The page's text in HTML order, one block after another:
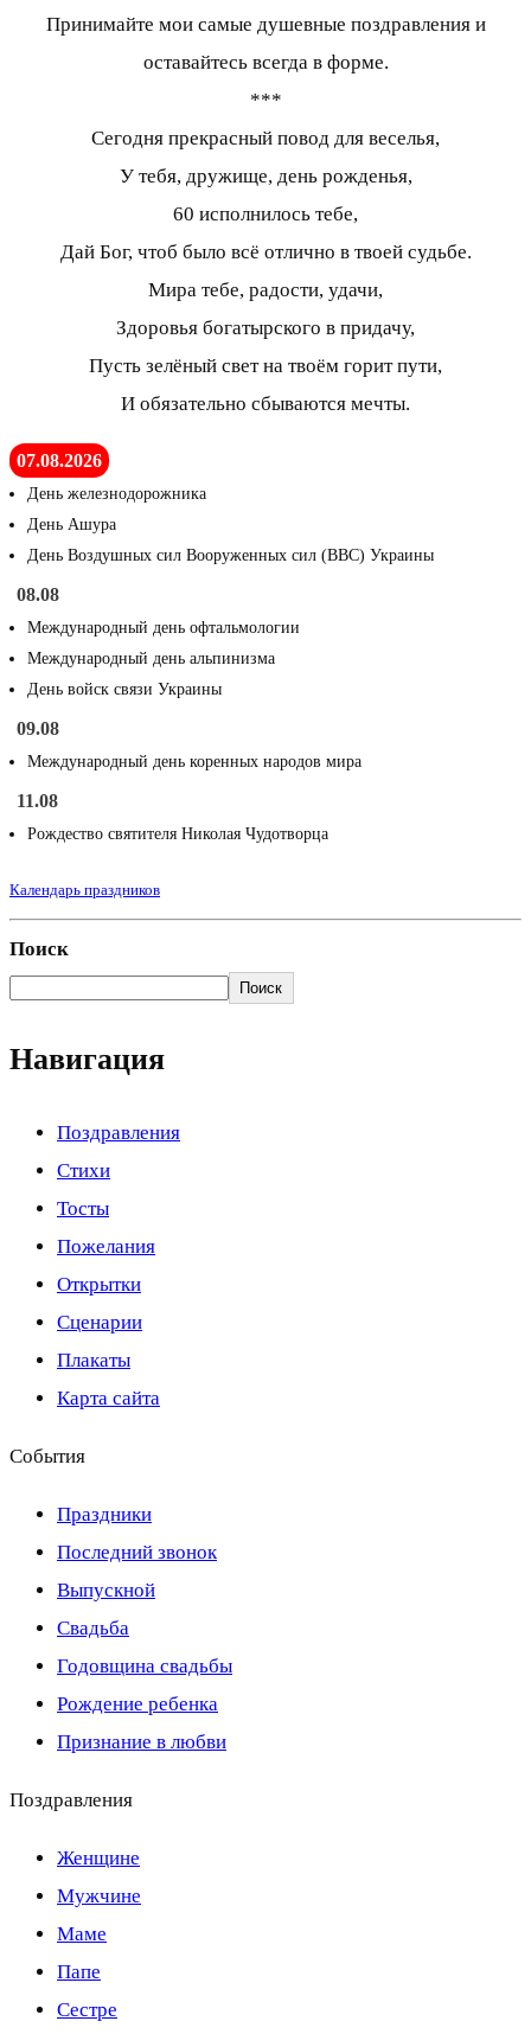
Принимайте мои самые душевные поздравления и
оставайтесь всегда в форме.
***
Сегодня прекрасный повод для веселья,
У тебя, дружище, день рожденья,
60 исполнилось тебе,
Дай Бог, чтоб было всё отлично в твоей судьбе.
Мира тебе, радости, удачи,
Здоровья богатырского в придачу,
Пусть зелёный свет на твоём горит пути,
И обязательно сбываются мечты.
07.08.2026
День железнодорожника
День Ашура
День Воздушных сил Вооруженных сил (ВВС) Украины
08.08
Международный день офтальмологии
Международный день альпинизма
День войск связи Украины
09.08
Международный день коренных народов мира
11.08
Рождество святителя Николая Чудотворца
Календарь праздников
Поиск
Поиск
Навигация
Поздравления
Стихи
Тосты
Пожелания
Открытки
Сценарии
Плакаты
Карта сайта
События
Праздники
Последний звонок
Выпускной
Свадьба
Годовщина свадьбы
Рождение ребенка
Признание в любви
Поздравления
Женщине
Мужчине
Маме
Папе
Сестре